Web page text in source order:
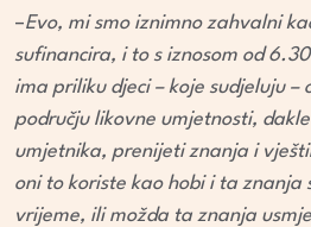
–Evo, mi smo iznimno zahvalni
sufinancira, i to s iznosom od
ima priliku djeci – koje sudjeluju –
području likovne umjetnosti,
umjetnika, prenijeti znanja i
oni to koriste kao hobi i ta znanja
vrijeme, ili možda ta znanja